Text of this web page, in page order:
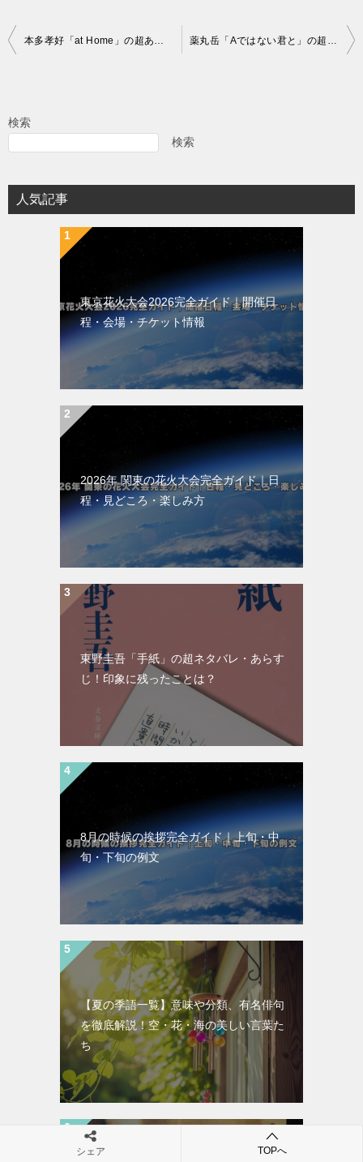
投
ビ
シ
ョ
本多孝好「at Home」の超あらすじ（ネタバレあり） 薬丸岳「Aではない君と」の超あらすじ（ネタバレあり）
検索
検索
人気記事
東京花火大会2026完全ガイド｜開催日
程・会場・チケット情報
2026年 関東の花火大会完全ガイド｜日
程・見どころ・楽しみ方
東野圭吾「手紙」の超ネタバレ・あらす
じ！印象に残ったことは？
8月の時候の挨拶完全ガイド｜上旬・中
旬・下旬の例文
【夏の季語一覧】意味や分類、有名俳句
を徹底解説！空・花・海の美しい言葉た
ち
シェア TOPへ